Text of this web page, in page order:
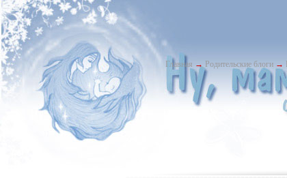
Главная → Родительские блоги →